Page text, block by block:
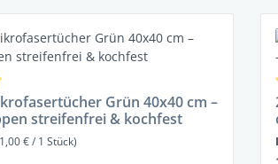
Bewertung von 5 von 5 Sternen
Grün 40x40 cm –
streifenfrei & kochfest
€ / 1 Stück)